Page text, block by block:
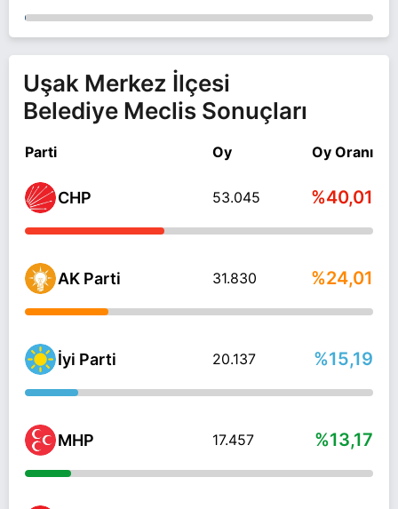
Uşak Merkez İlçesi
Belediye Meclis Sonuçları
Parti Oy Oy Oranı
CHP 53.045 %40,01
AK Parti 31.830 %24,01
İyi Parti 20.137 %15,19
MHP 17.457 %13,17